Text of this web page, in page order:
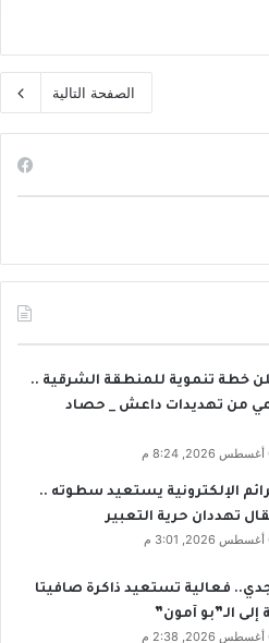
الصفحة التالية
خطة تنموية للمنطقة الشرقية ..
من تهديدات داعش _ حصاد
الإلكترونية يستعيد سطوته ..
تهددان حرية التعبير
فعالية تستعيد ذاكرة صافيتا
الـ”بو آمون”